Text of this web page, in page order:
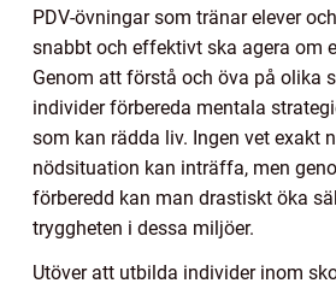
PDV-övningar som tränar elever
snabbt och effektivt ska agera om
Genom att förstå och öva på olika
individer förbereda mentala
som kan rädda liv. Ingen vet exakt
nödsituation kan inträffa, men
förberedd kan man drastiskt öka
tryggheten i dessa miljöer.
Utöver att utbilda individer inom